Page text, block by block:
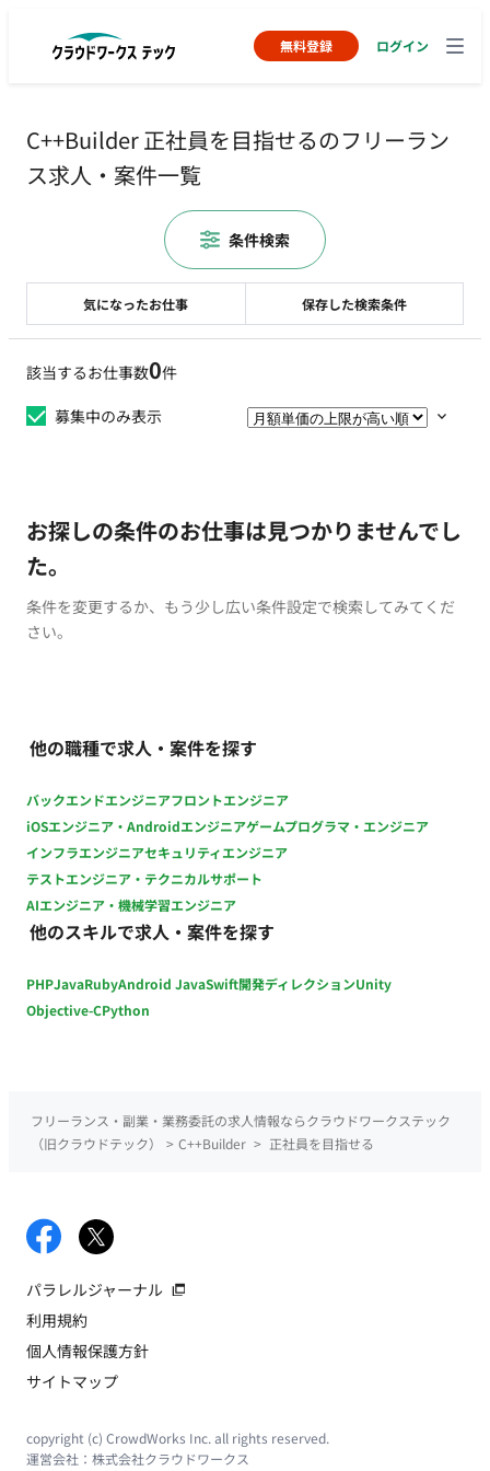
無料登録 ログイン
C++Builder 正社員を目指せるのフリーラン
ス求人・案件一覧
該当するお仕事数0件
募集中のみ表示
お探しの条件のお仕事は見つかりませんでし
た。
条件を変更するか、もう少し広い条件設定で検索してみてくだ
さい。
他の職種で求人・案件を探す
バックエンドエンジニアフロントエンジニア
iOSエンジニア・Androidエンジニアゲームプログラマ・エンジニア
インフラエンジニアセキュリティエンジニア
テストエンジニア・テクニカルサポート
AIエンジニア・機械学習エンジニア
他のスキルで求人・案件を探す
PHPJavaRubyAndroid JavaSwift開発ディレクションUnity
Objective-CPython
気になったお仕事 保存した検索条件
条件検索
フリーランス・副業・業務委託の求人情報ならクラウドワークステック
（旧クラウドテック）
> C++Builder > 正社員を目指せる
パラレルジャーナル
利用規約
個人情報保護方針
サイトマップ
copyright (c) CrowdWorks Inc. all rights reserved.
運営会社： 株式会社クラウドワークス